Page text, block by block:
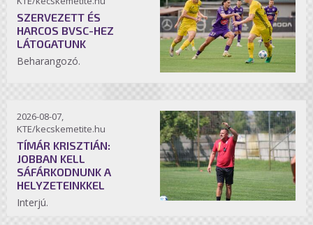
SZERVEZETT ÉS
HARCOS BVSC-HEZ
LÁTOGATUNK
Beharangozó.
2026-08-07,
KTE/kecskemetite.hu
TÍMÁR KRISZTIÁN:
JOBBAN KELL
SÁFÁRKODNUNK A
HELYZETEINKKEL
Interjú.